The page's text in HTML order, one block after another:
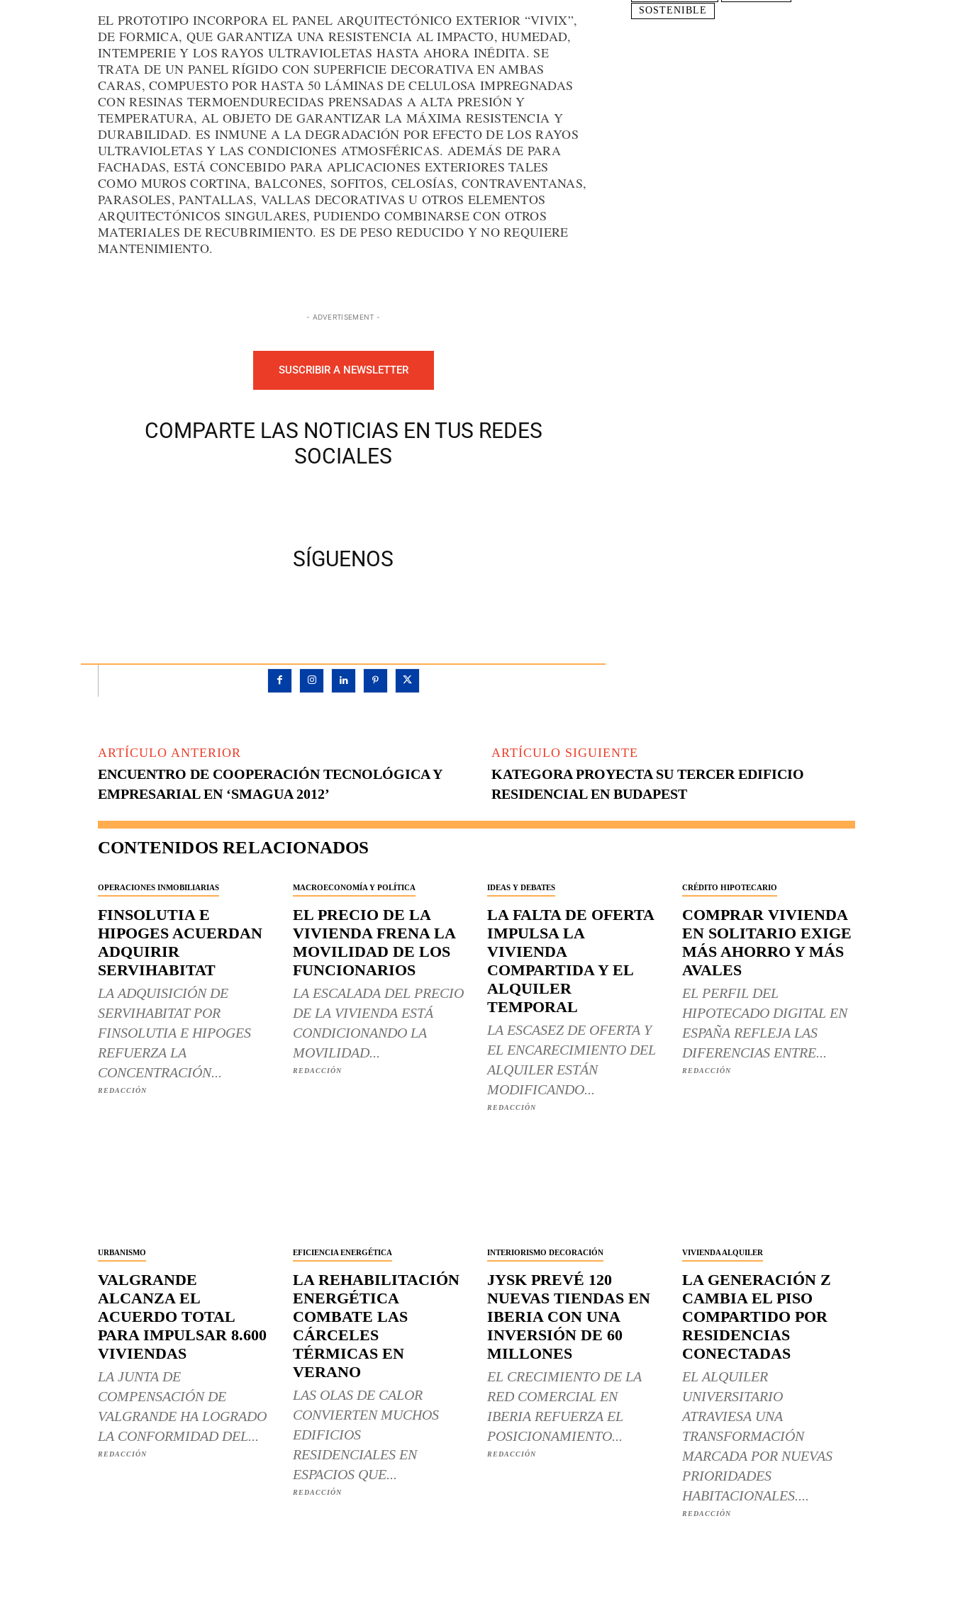
EL PROTOTIPO INCORPORA EL PANEL ARQUITECTÓNICO EXTERIOR “VIVIX”,
DE FORMICA, QUE GARANTIZA UNA RESISTENCIA AL IMPACTO, HUMEDAD,
INTEMPERIE Y LOS RAYOS ULTRAVIOLETAS HASTA AHORA INÉDITA. SE
TRATA DE UN PANEL RÍGIDO CON SUPERFICIE DECORATIVA EN AMBAS
CARAS, COMPUESTO POR HASTA 50 LÁMINAS DE CELULOSA IMPREGNADAS
CON RESINAS TERMOENDURECIDAS PRENSADAS A ALTA PRESIÓN Y
TEMPERATURA, AL OBJETO DE GARANTIZAR LA MÁXIMA RESISTENCIA Y
DURABILIDAD. ES INMUNE A LA DEGRADACIÓN POR EFECTO DE LOS RAYOS
ULTRAVIOLETAS Y LAS CONDICIONES ATMOSFÉRICAS. ADEMÁS DE PARA
FACHADAS, ESTÁ CONCEBIDO PARA APLICACIONES EXTERIORES TALES
COMO MUROS CORTINA, BALCONES, SOFITOS, CELOSÍAS, CONTRAVENTANAS,
PARASOLES, PANTALLAS, VALLAS DECORATIVAS U OTROS ELEMENTOS
ARQUITECTÓNICOS SINGULARES, PUDIENDO COMBINARSE CON OTROS
MATERIALES DE RECUBRIMIENTO. ES DE PESO REDUCIDO Y NO REQUIERE
MANTENIMIENTO.
- ADVERTISEMENT -
SUSCRIBIR A NEWSLETTER
COMPARTE LAS NOTICIAS EN TUS REDES
SOCIALES
SÍGUENOS
SOSTENIBLE
ARTÍCULO ANTERIOR
ENCUENTRO DE COOPERACIÓN TECNOLÓGICA Y
EMPRESARIAL EN ‘SMAGUA 2012’
ARTÍCULO SIGUIENTE
KATEGORA PROYECTA SU TERCER EDIFICIO
RESIDENCIAL EN BUDAPEST
CONTENIDOS RELACIONADOS
OPERACIONES INMOBILIARIAS
FINSOLUTIA E
HIPOGES ACUERDAN
ADQUIRIR
SERVIHABITAT
LA ADQUISICIÓN DE
SERVIHABITAT POR
FINSOLUTIA E HIPOGES
REFUERZA LA
CONCENTRACIÓN...
REDACCIÓN
MACROECONOMÍA Y POLÍTICA
EL PRECIO DE LA
VIVIENDA FRENA LA
MOVILIDAD DE LOS
FUNCIONARIOS
LA ESCALADA DEL PRECIO
DE LA VIVIENDA ESTÁ
CONDICIONANDO LA
MOVILIDAD...
REDACCIÓN
IDEAS Y DEBATES
LA FALTA DE OFERTA
IMPULSA LA
VIVIENDA
COMPARTIDA Y EL
ALQUILER
TEMPORAL
LA ESCASEZ DE OFERTA Y
EL ENCARECIMIENTO DEL
ALQUILER ESTÁN
MODIFICANDO...
REDACCIÓN
CRÉDITO HIPOTECARIO
COMPRAR VIVIENDA
EN SOLITARIO EXIGE
MÁS AHORRO Y MÁS
AVALES
EL PERFIL DEL
HIPOTECADO DIGITAL EN
ESPAÑA REFLEJA LAS
DIFERENCIAS ENTRE...
REDACCIÓN
URBANISMO
VALGRANDE
ALCANZA EL
ACUERDO TOTAL
PARA IMPULSAR 8.600
VIVIENDAS
LA JUNTA DE
COMPENSACIÓN DE
VALGRANDE HA LOGRADO
LA CONFORMIDAD DEL...
REDACCIÓN
EFICIENCIA ENERGÉTICA
LA REHABILITACIÓN
ENERGÉTICA
COMBATE LAS
CÁRCELES
TÉRMICAS EN
VERANO
LAS OLAS DE CALOR
CONVIERTEN MUCHOS
EDIFICIOS
RESIDENCIALES EN
ESPACIOS QUE...
REDACCIÓN
INTERIORISMO DECORACIÓN
JYSK PREVÉ 120
NUEVAS TIENDAS EN
IBERIA CON UNA
INVERSIÓN DE 60
MILLONES
EL CRECIMIENTO DE LA
RED COMERCIAL EN
IBERIA REFUERZA EL
POSICIONAMIENTO...
REDACCIÓN
VIVIENDA ALQUILER
LA GENERACIÓN Z
CAMBIA EL PISO
COMPARTIDO POR
RESIDENCIAS
CONECTADAS
EL ALQUILER
UNIVERSITARIO
ATRAVIESA UNA
TRANSFORMACIÓN
MARCADA POR NUEVAS
PRIORIDADES
HABITACIONALES....
REDACCIÓN